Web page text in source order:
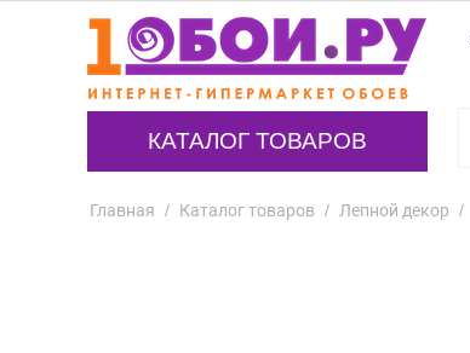
КАТАЛОГ ТОВАРОВ
Главная / Каталог товаров / Лепной декор /